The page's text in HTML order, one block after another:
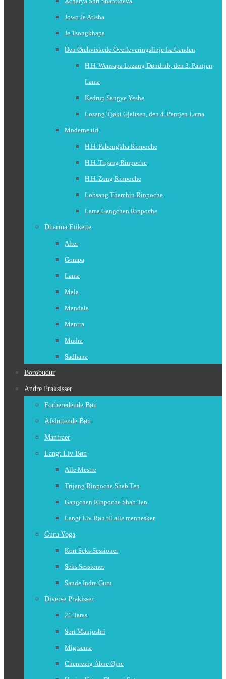
Jowo Je Atisha
Je Tsongkhapa
Den Ørehviskede Overleveringslinje fra Ganden
H.H. Wensapa Lozang Døndrub, den 3. Pantjen
Lama
Kedrup Sangye Yeshe
Losang Tjøki Gjaltsen, den 4. Pantjen Lama
Moderne tid
H.H. Pabongkha Rinpoche
H.H. Trijang Rinpoche
H.H. Zong Rinpoche
Lobsang Tharchin Rinpoche
Lama Gangchen Rinpoche
Dharma Etikette
Alter
Gompa
Lama
Mala
Mandala
Mantra
Mudra
Sadhana
Borobudur
Andre Praksisser
Forberedende Bøn
Afsluttende Bøn
Mantraer
Langt Liv Bøn
Alle Mestre
Trijang Rinpoche Shab Ten
Gangchen Rinpoche Shab Ten
Langt Liv Bøn til alle mennesker
Guru Yoga
Kort Seks Sessioner
Seks Sessioner
Sande Indre Guru
Diverse Prakisser
21 Taras
Sort Manjushri
Migtsema
Chenrezig Åbne Øjne